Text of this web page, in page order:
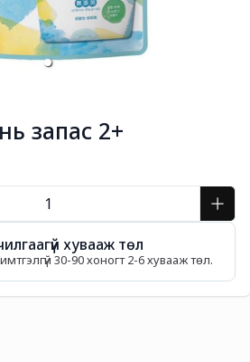
запас 2+
хувааж төл
30-90 хоногт 2-6 хувааж төл.